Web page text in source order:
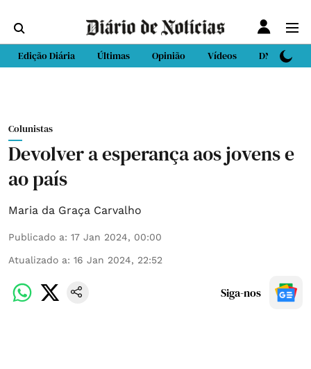
Edição Diária Últimas Opinião Vídeos DN Sport
Colunistas
Devolver a esperança aos jovens e
ao país
Maria da Graça Carvalho
Publicado a: 17 Jan 2024, 00:00
Atualizado a: 16 Jan 2024, 22:52
Siga-nos